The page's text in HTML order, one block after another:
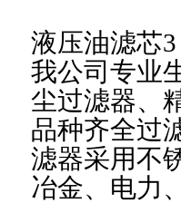
液压油滤芯3
我公司专业
尘过滤器、
品种齐全过
滤器采用不
冶金、电力